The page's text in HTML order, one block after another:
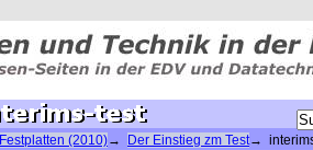
Festplatten (2010)→ Der Einstieg zm Test→